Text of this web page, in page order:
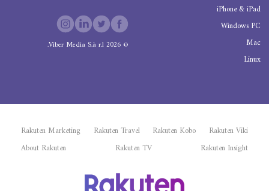
iPhone & iPad
Windows PC
Mac
Linux
©
2026
Viber Media S.à r.l.
Rakuten Viki
Rakuten Kobo
Rakuten Travel
Rakuten Marketing
Rakuten Insight
Rakuten TV
About Rakuten